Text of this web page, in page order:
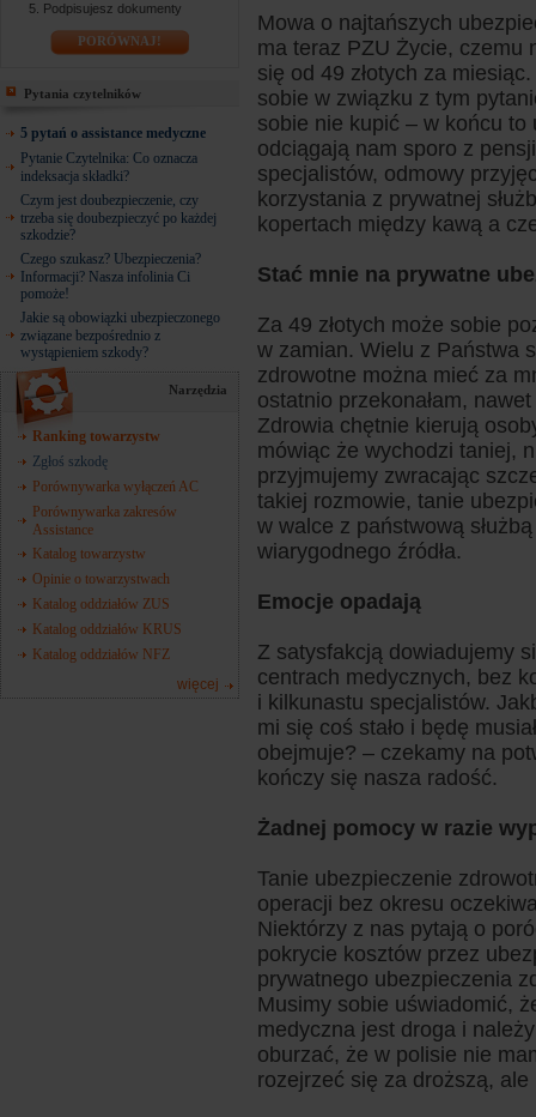
Podpisujesz dokumenty
PORÓWNAJ!
Pytania czytelników
5 pytań o assistance medyczne
Pytanie Czytelnika: Co oznacza
indeksacja składki?
Czym jest doubezpieczenie, czy
trzeba się doubezpieczyć po każdej
szkodzie?
Czego szukasz? Ubezpieczenia?
Informacji? Nasza infolinia Ci
pomoże!
Jakie są obowiązki ubezpieczonego
związane bezpośrednio z
wystąpieniem szkody?
Narzędzia
Ranking towarzystw
Zgłoś szkodę
Porównywarka wyłączeń AC
Porównywarka zakresów
Assistance
Katalog towarzystw
Opinie o towarzystwach
Katalog oddziałów ZUS
Katalog oddziałów KRUS
Katalog oddziałów NFZ
więcej
Mowa o najtańszych
ma teraz PZU Życie, czemu
się od 49 złotych za
sobie w związku z tym
sobie nie kupić – w końcu
odciągają nam sporo z
specjalistów, odmowy
korzystania z prywatnej
kopertach między kawą a
Stać mnie na prywatne
Za 49 złotych może sobie
w zamian. Wielu z Państwa
zdrowotne można mieć za
ostatnio przekonałam,
Zdrowia chętnie kierują
mówiąc że wychodzi taniej,
przyjmujemy zwracając
takiej rozmowie, tanie
w walce z państwową
wiarygodnego źródła.
Emocje opadają
Z satysfakcją dowiadujemy
centrach medycznych, bez
i kilkunastu specjalistów.
mi się coś stało i będę
obejmuje? – czekamy na
kończy się nasza radość.
Żadnej pomocy w razie
Tanie ubezpieczenie
operacji bez okresu
Niektórzy z nas pytają o
pokrycie kosztów przez
prywatnego ubezpieczenia
Musimy sobie uświadomić,
medyczna jest droga i
oburzać, że w polisie nie
rozejrzeć się za droższą, ale